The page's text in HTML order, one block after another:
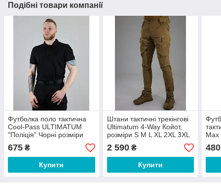
Подібні товари компанії
Футболка поло тактична
Cool-Pass ULTIMATUM
"Поліція" Чорні розміри
XS-4XL
675 ₴
Купити
Штани тактичні трекінгові
Ultimatum 4-Way Койот,
розміри S M L XL 2XL 3XL
2 590₴
Купити
Max
480